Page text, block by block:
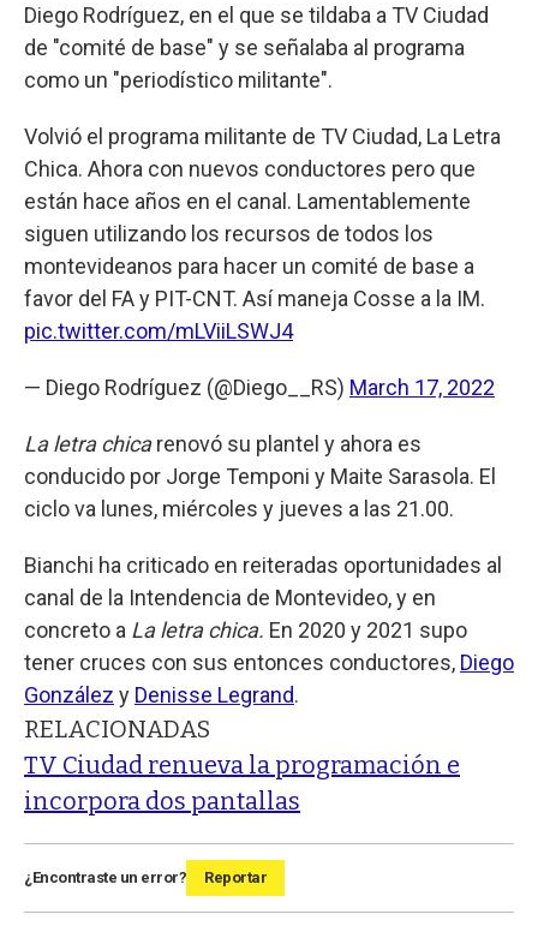
Diego Rodríguez, en el que se tildaba a TV Ciudad
de "comité de base" y se señalaba al programa
como un "periodístico militante".
Volvió el programa militante de TV Ciudad, La Letra
Chica. Ahora con nuevos conductores pero que
están hace años en el canal. Lamentablemente
siguen utilizando los recursos de todos los
montevideanos para hacer un comité de base a
favor del FA y PIT-CNT. Así maneja Cosse a la IM.
pic.twitter.com/mLViiLSWJ4
— Diego Rodríguez (@Diego__RS) March 17, 2022
La letra chicarenovó su plantel y ahora es
conducido por Jorge Temponi y Maite Sarasola. El
ciclo va lunes, miércoles y jueves a las 21.00.
Bianchi ha criticado en reiteradas oportunidades al
canal de la Intendencia de Montevideo, y en
concreto a La letra chica. En 2020 y 2021 supo
tener cruces con sus entonces conductores, Diego
González y Denisse Legrand.
RELACIONADAS
TV Ciudad renueva la programación e
incorpora dos pantallas
¿Encontraste un error? Reportar